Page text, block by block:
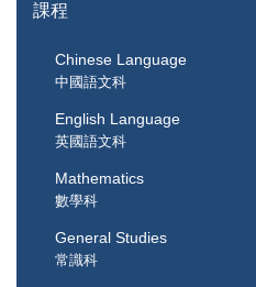
課程
Chinese Language
中國語文科
English Language
英國語文科
Mathematics
數學科
General Studies
常識科